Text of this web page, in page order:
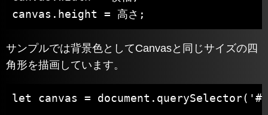
canvas.height = 高さ;
サンプルでは背景色としてCanvasと同じサイズの四
角形を描画しています。
let canvas =